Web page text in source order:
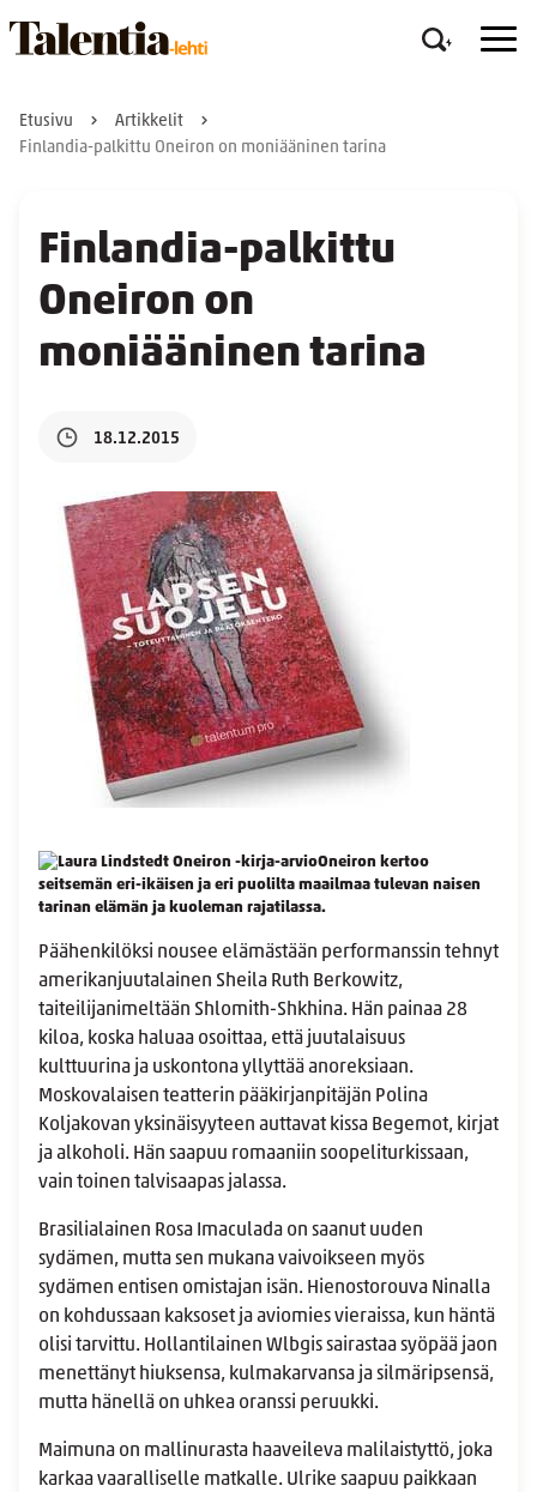
Etusivu
Artikkelit
Finlandia-palkittu Oneiron on moniääninen tarina
Finlandia-palkittu
Oneiron on
moniääninen tarina
18.12.2015
Oneiron kertoo
seitsemän eri-ikäisen ja eri puolilta maailmaa tulevan naisen
tarinan elämän ja kuoleman rajatilassa.
Päähenkilöksi nousee elämästään performanssin tehnyt
amerikanjuutalainen Sheila Ruth Berkowitz,
taiteilijanimeltään Shlomith-Shkhina. Hän painaa 28
kiloa, koska haluaa osoittaa, että juutalaisuus
kulttuurina ja uskontona yllyttää anoreksiaan.
Moskovalaisen teatterin pääkirjanpitäjän Polina
Koljakovan yksinäisyyteen auttavat kissa Begemot, kirjat
ja alkoholi. Hän saapuu romaaniin soopeliturkissaan,
vain toinen talvisaapas jalassa.
Brasilialainen Rosa Imaculada on saanut uuden
sydämen, mutta sen mukana vaivoikseen myös
sydämen entisen omistajan isän. Hienostorouva Ninalla
on kohdussaan kaksoset ja aviomies vieraissa, kun häntä
olisi tarvittu. Hollantilainen Wlbgis sairastaa syöpää jaon
menettänyt hiuksensa, kulmakarvansa ja silmäripsensä,
mutta hänellä on uhkea oranssi peruukki.
Maimuna on mallinurasta haaveileva malilaistyttö, joka
karkaa vaaralliselle matkalle. Ulrike saapuu paikkaan